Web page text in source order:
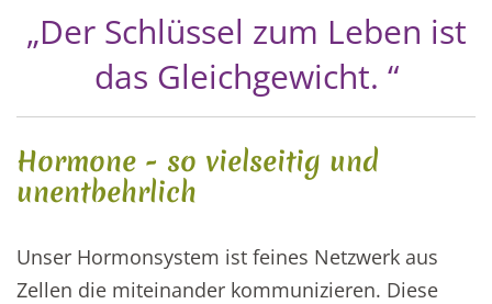
„Der Schlüssel zum Leben ist
das Gleichgewicht. “
Hormone - so vielseitig und
unentbehrlich
Unser Hormonsystem ist feines Netzwerk aus
Zellen die miteinander kommunizieren. Diese